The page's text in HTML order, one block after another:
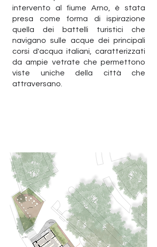
intervento al fiume Arno, è stata
presa come forma di ispirazione
quella dei battelli turistici che
navigano sulle acque dei principali
corsi d'acqua italiani, caratterizzati
da ampie vetrate che permettono
viste uniche della città che
attraversano.